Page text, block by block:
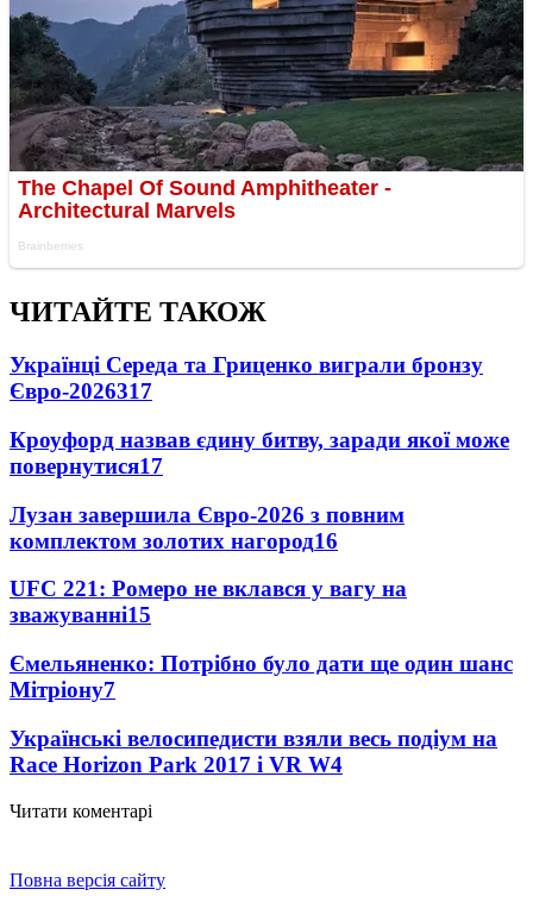
ЧИТАЙТЕ ТАКОЖ
Українці Середа та Гриценко виграли бронзу
Євро-2026317
Кроуфорд назвав єдину битву, заради якої може
повернутися17
Лузан завершила Євро-2026 з повним
комплектом золотих нагород16
UFC 221: Ромеро не вклався у вагу на
зважуванні15
Ємельяненко: Потрібно було дати ще один шанс
Мітріону7
Українські велосипедисти взяли весь подіум на
Race Horizon Park 2017 і VR W4
Читати коментарі
Повна версія сайту